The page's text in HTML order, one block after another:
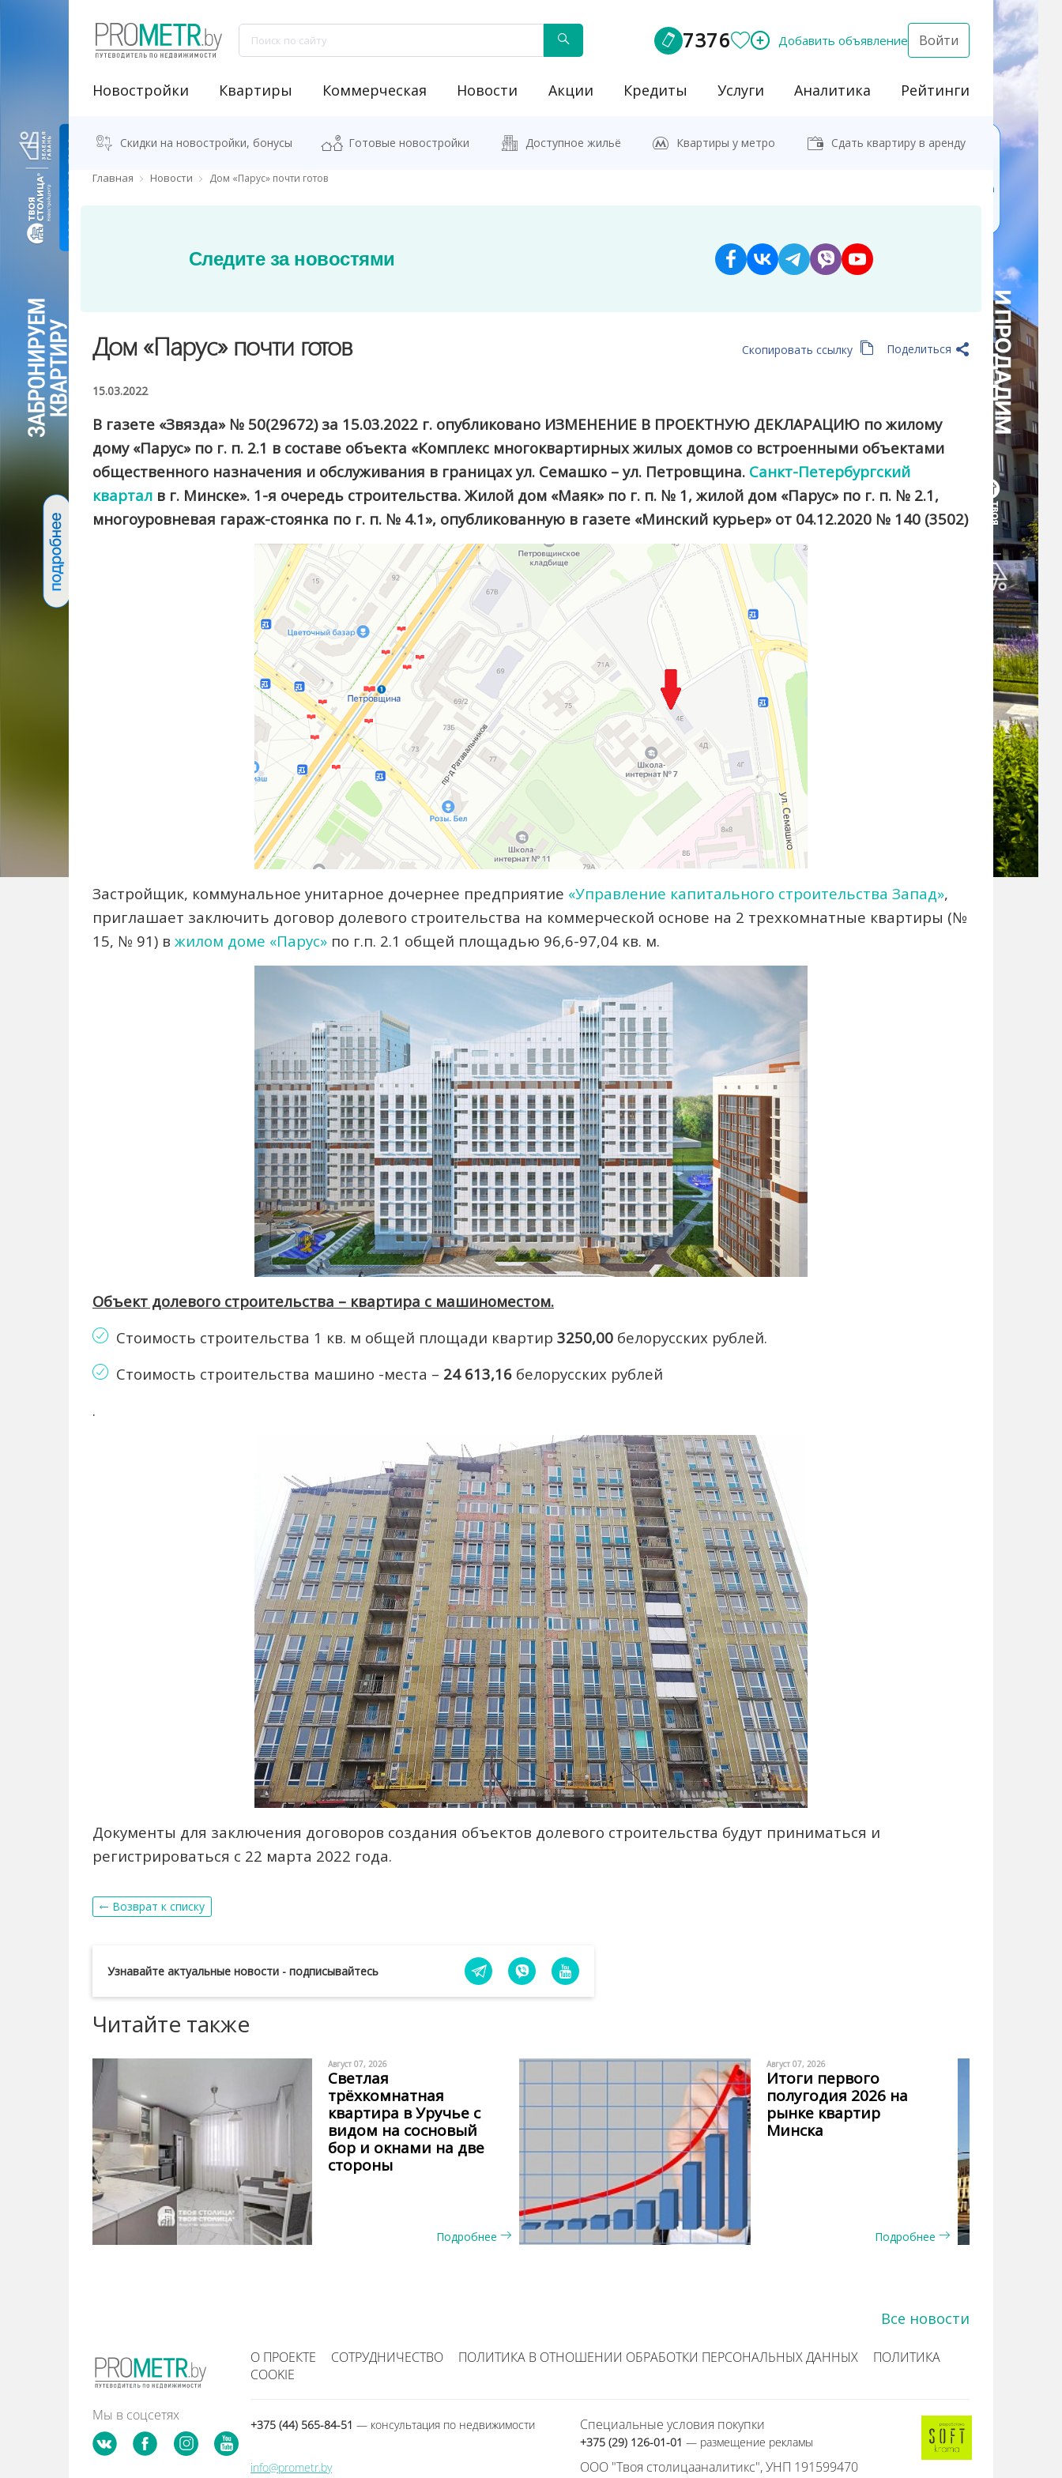
7376 Добавить объявление Войти
Новостройки Квартиры Коммерческая Новости Акции Кредиты Услуги Аналитика Рейтинги
Скидки на новостройки, бонусы Готовые новостройки Доступное жильё Квартиры у метро Сдать квартиру в аренду
Главная Новости Дом «Парус» почти готов
Следите за новостями
Дом «Парус» почти готов
15.03.2022
Скопировать ссылку Поделиться
В газете «Звязда» № 50(29672) за 15.03.2022 г. опубликовано ИЗМЕНЕНИЕ В ПРОЕКТНУЮ ДЕКЛАРАЦИЮ по жилому
дому «Парус» по г. п. 2.1 в составе объекта «Комплекс многоквартирных жилых домов со встроенными объектами
общественного назначения и обслуживания в границах ул. Семашко – ул. Петровщина. Санкт-Петербургский
квартал в г. Минске». 1-я очередь строительства. Жилой дом «Маяк» по г. п. № 1, жилой дом «Парус» по г. п. № 2.1,
многоуровневая гараж-стоянка по г. п. № 4.1», опубликованную в газете «Минский курьер» от 04.12.2020 № 140 (3502)
Застройщик, коммунальное унитарное дочернее предприятие «Управление капитального строительства Запад»,
приглашает заключить договор долевого строительства на коммерческой основе на 2 трехкомнатные квартиры (№
15, № 91) в жилом доме «Парус» по г.п. 2.1 общей площадью 96,6-97,04 кв. м.
Объект долевого строительства – квартира с машиноместом.
Стоимость строительства 1 кв. м общей площади квартир 3250,00 белорусских рублей.
Стоимость строительства машино -места – 24 613,16 белорусских рублей
.
Документы для заключения договоров создания объектов долевого строительства будут приниматься и
регистрироваться с 22 марта 2022 года.
Возврат к списку
Узнавайте актуальные новости - подписывайтесь
Читайте также
Август 07, 2026
Светлая
трёхкомнатная
квартира в Уручье с
видом на сосновый
бор и окнами на две
стороны
Подробнее
Август 07, 2026
Итоги первого
полугодия 2026 на
рынке квартир
Минска
Подробнее
Все новости
Мы в соцсетях
О ПРОЕКТЕ СОТРУДНИЧЕСТВО ПОЛИТИКА В ОТНОШЕНИИ ОБРАБОТКИ ПЕРСОНАЛЬНЫХ ДАННЫХ
ПОЛИТИКА
COOKIE
+375 (44) 565-84-51 — консультация по недвижимости Специальные условия покупки
+375 (29) 126-01-01— размещение рекламы
info@prometr.by
ООО "Твоя столицааналитикс", УНП 191599470